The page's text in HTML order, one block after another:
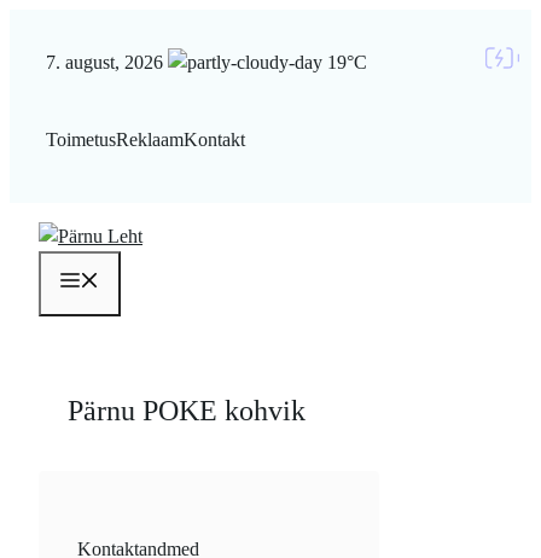
7. august, 2026 19°C
ToimetusReklaamKontakt
Pärnu POKE kohvik
Kontaktandmed